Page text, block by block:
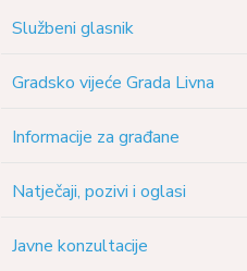
Službeni glasnik
Gradsko vijeće Grada Livna
Informacije za građane
Natječaji, pozivi i oglasi
Javne konzultacije